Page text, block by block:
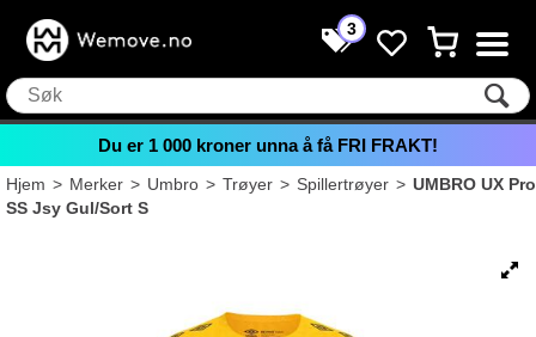
3
Du er 1 000 kroner unna å få FRI FRAKT!
Hjem>Merker>Umbro>Trøyer>Spillertrøyer>UMBRO UX Pro
SS Jsy Gul/Sort S